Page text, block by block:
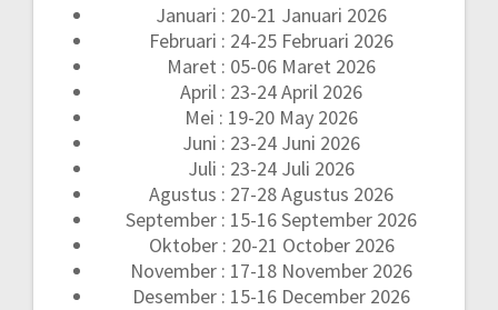
Januari : 20-21 Januari 2026
Februari : 24-25 Februari 2026
Maret : 05-06 Maret 2026
April : 23-24 April 2026
Mei : 19-20 May 2026
Juni : 23-24 Juni 2026
Juli : 23-24 Juli 2026
Agustus : 27-28 Agustus 2026
September : 15-16 September 2026
Oktober : 20-21 October 2026
November : 17-18 November 2026
Desember : 15-16 December 2026